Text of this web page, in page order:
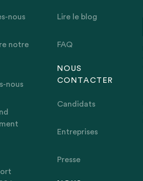
nous
notre
nous
Lire le blog
FAQ
NOUS
CONTACTER
Candidats
Entreprises
Presse